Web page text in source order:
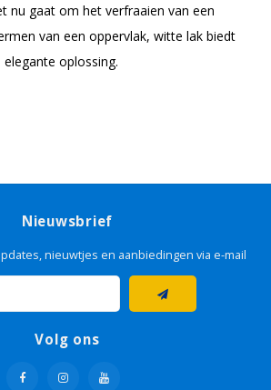
nu gaat om het verfraaien van een
van een oppervlak, witte lak biedt
oplossing.
Nieuwsbrief
nieuwtjes en aanbiedingen via e-mail
Volg ons